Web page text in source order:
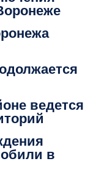
ведется
в